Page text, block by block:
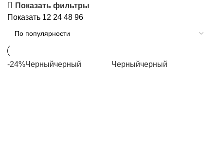
Показать фильтры
Показать 12 24 48 96
-24%Черныйчерный Черныйчерный